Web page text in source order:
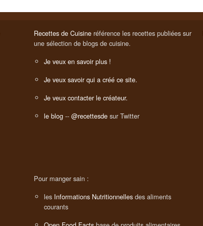
Recettes de Cuisine référence les recettes publiées sur
une sélection de blogs de cuisine.
Je veux en savoir plus !
Je veux savoir qui a créé ce site.
Je veux contacter le créateur.
le blog -- @recettesde sur Twitter
Pour manger sain :
les Informations Nutritionnelles des aliments
courants